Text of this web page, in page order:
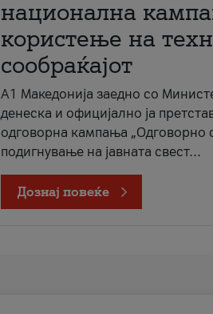
национална
користење на
сообраќајот
A1 Македонија заедно со
денеска и официјално ја
одговорна кампања „Одговорно
подигнување на јавната свест...
Дознај повеќе